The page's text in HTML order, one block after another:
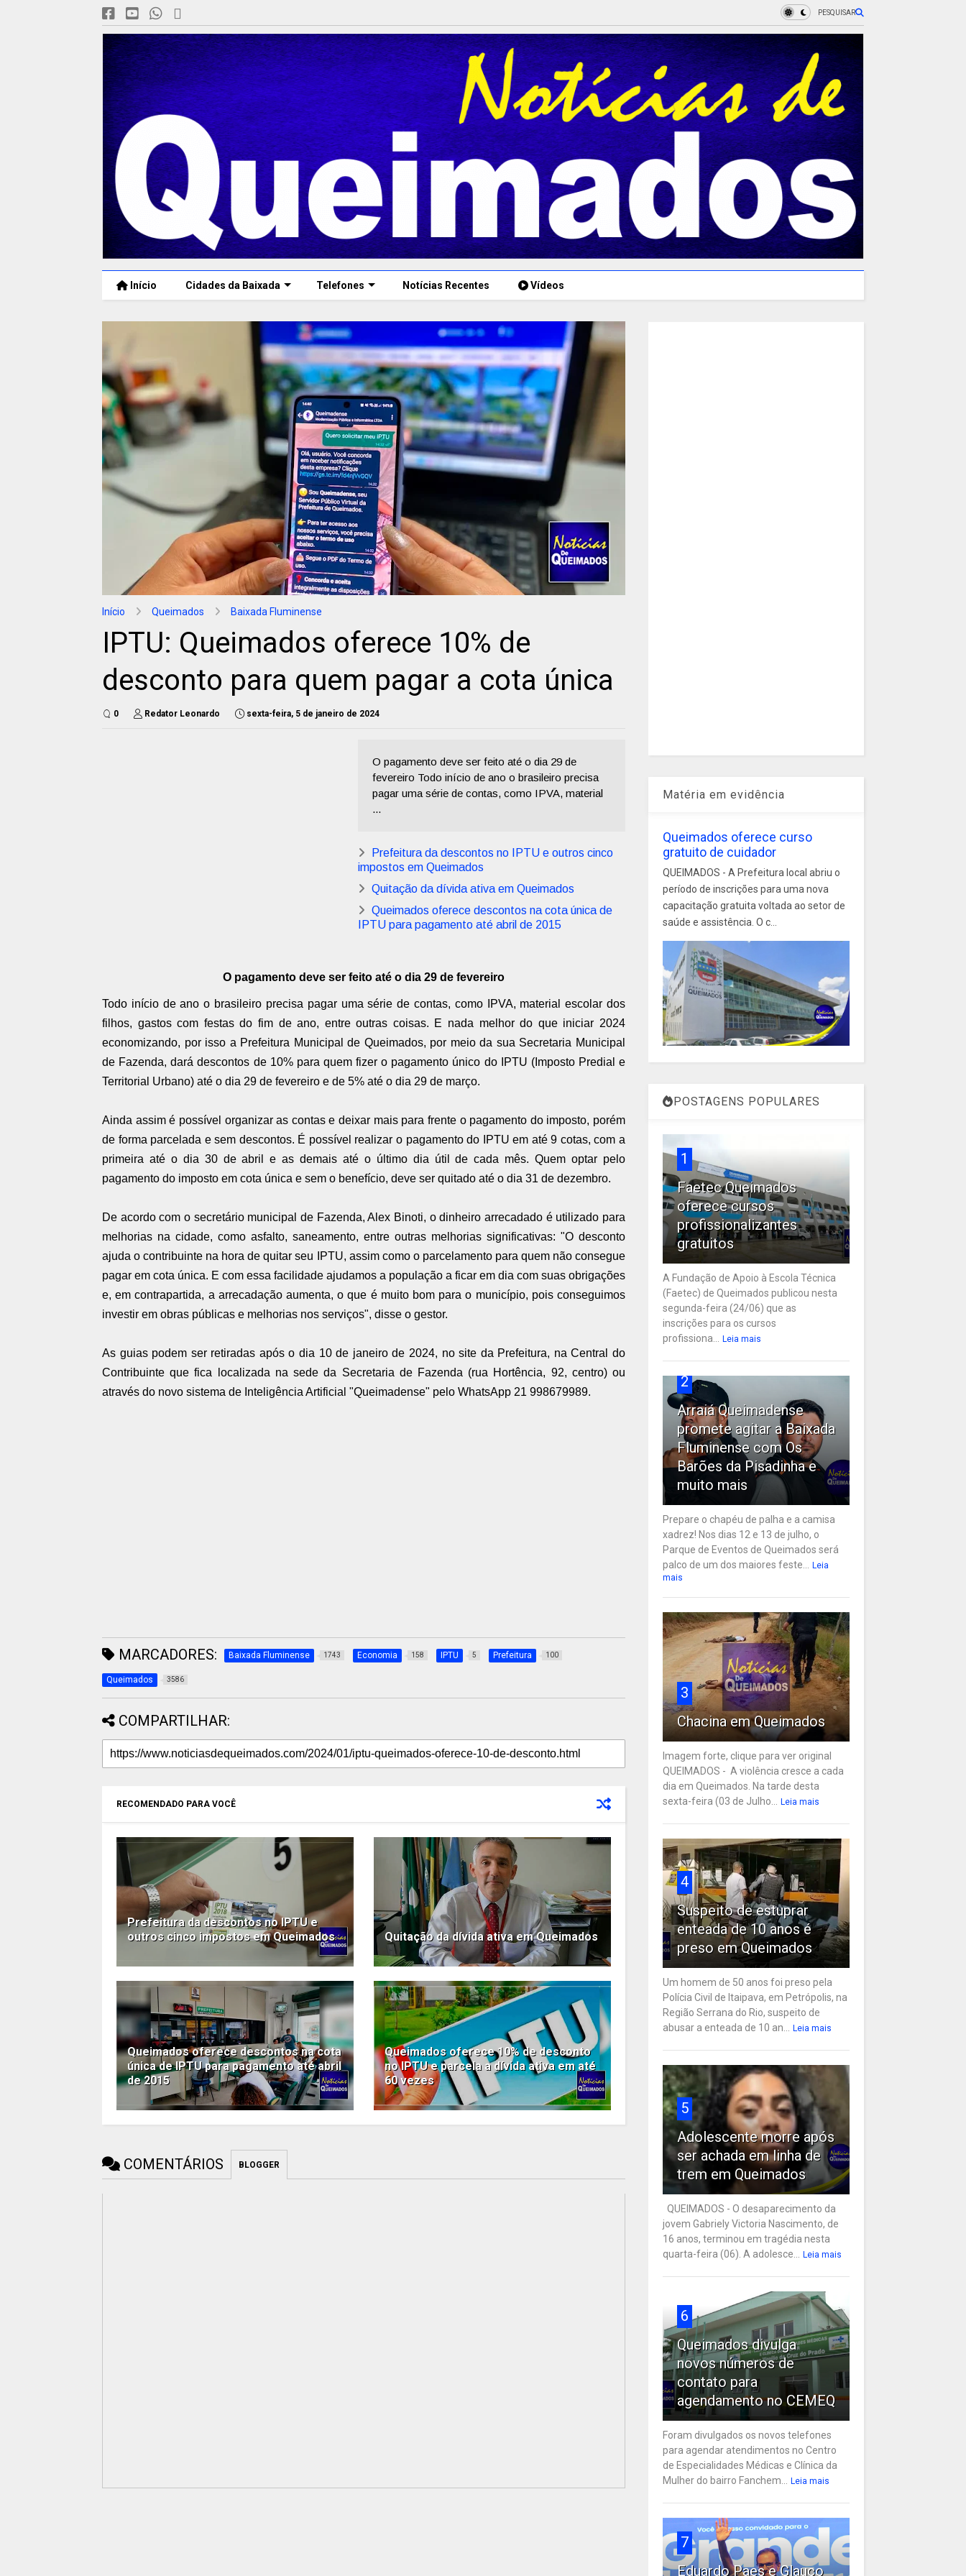
PESQUISAR
Início Cidades da Baixada Telefones Notícias Recentes Vídeos
Início Queimados Baixada Fluminense
IPTU: Queimados oferece 10% de
desconto para quem pagar a cota única
0 Redator Leonardo sexta-feira, 5 de janeiro de 2024
O pagamento deve ser feito até o dia 29 de
fevereiro Todo início de ano o brasileiro precisa
pagar uma série de contas, como IPVA, material
...
Prefeitura da descontos no IPTU e outros cinco
impostos em Queimados
Quitação da dívida ativa em Queimados
Queimados oferece descontos na cota única de
IPTU para pagamento até abril de 2015
O pagamento deve ser feito até o dia 29 de fevereiro
Todo início de ano o brasileiro precisa pagar uma série de contas, como IPVA, material escolar dos
filhos, gastos com festas do fim de ano, entre outras coisas. E nada melhor do que iniciar 2024
economizando, por isso a Prefeitura Municipal de Queimados, por meio da sua Secretaria Municipal
de Fazenda, dará descontos de 10% para quem fizer o pagamento único do IPTU (Imposto Predial e
Territorial Urbano) até o dia 29 de fevereiro e de 5% até o dia 29 de março.
Ainda assim é possível organizar as contas e deixar mais para frente o pagamento do imposto, porém
de forma parcelada e sem descontos. É possível realizar o pagamento do IPTU em até 9 cotas, com a
primeira até o dia 30 de abril e as demais até o último dia útil de cada mês. Quem optar pelo
pagamento do imposto em cota única e sem o benefício, deve ser quitado até o dia 31 de dezembro.
De acordo com o secretário municipal de Fazenda, Alex Binoti, o dinheiro arrecadado é utilizado para
melhorias na cidade, como asfalto, saneamento, entre outras melhorias significativas: "O desconto
ajuda o contribuinte na hora de quitar seu IPTU, assim como o parcelamento para quem não consegue
pagar em cota única. E com essa facilidade ajudamos a população a ficar em dia com suas obrigações
e, em contrapartida, a arrecadação aumenta, o que é muito bom para o município, pois conseguimos
investir em obras públicas e melhorias nos serviços", disse o gestor.
As guias podem ser retiradas após o dia 10 de janeiro de 2024, no site da Prefeitura, na Central do
Contribuinte que fica localizada na sede da Secretaria de Fazenda (rua Hortência, 92, centro) ou
através do novo sistema de Inteligência Artificial "Queimadense" pelo WhatsApp 21 998679989.
MARCADORES: Baixada Fluminense 1743 Economia 158 IPTU 5 Prefeitura 100
Queimados 3586
COMPARTILHAR:
RECOMENDADO PARA VOCÊ
Prefeitura da descontos no IPTU e
outros cinco impostos em Queimados
Quitação da dívida ativa em Queimados
Queimados oferece descontos na cota
única de IPTU para pagamento até abril
de 2015
Queimados oferece 10% de desconto
no IPTU e parcela a dívida ativa em até
60 vezes
COMENTÁRIOS BLOGGER
Matéria em evidência
Queimados oferece curso
gratuito de cuidador
QUEIMADOS - A Prefeitura local abriu o
período de inscrições para uma nova
capacitação gratuita voltada ao setor de
saúde e assistência. O c...
POSTAGENS POPULARES
1
Faetec Queimados
oferece cursos
profissionalizantes
gratuitos
A Fundação de Apoio à Escola Técnica
(Faetec) de Queimados publicou nesta
segunda-feira (24/06) que as
inscrições para os cursos
profissiona...
Leia mais
2
Arraiá Queimadense
promete agitar a Baixada
Fluminense com Os
Barões da Pisadinha e
muito mais
Prepare o chapéu de palha e a camisa
xadrez! Nos dias 12 e 13 de julho, o
Parque de Eventos de Queimados será
palco de um dos maiores feste...
Leia
mais
3
Chacina em Queimados
Imagem forte, clique para ver original
QUEIMADOS - A violência cresce a cada
dia em Queimados. Na tarde desta
sexta-feira (03 de Julho...
Leia mais
4
Suspeito de estuprar
enteada de 10 anos é
preso em Queimados
Um homem de 50 anos foi preso pela
Polícia Civil de Itaipava, em Petrópolis, na
Região Serrana do Rio, suspeito de
abusar a enteada de 10 an...
Leia mais
5
Adolescente morre após
ser achada em linha de
trem em Queimados
QUEIMADOS - O desaparecimento da
jovem Gabriely Victoria Nascimento, de
16 anos, terminou em tragédia nesta
quarta-feira (06). A adolesce...
Leia mais
6
Queimados divulga
novos números de
contato para
agendamento no CEMEQ
Foram divulgados os novos telefones
para agendar atendimentos no Centro
de Especialidades Médicas e Clínica da
Mulher do bairro Fanchem...
Leia mais
7
Eduardo Paes e Glauco